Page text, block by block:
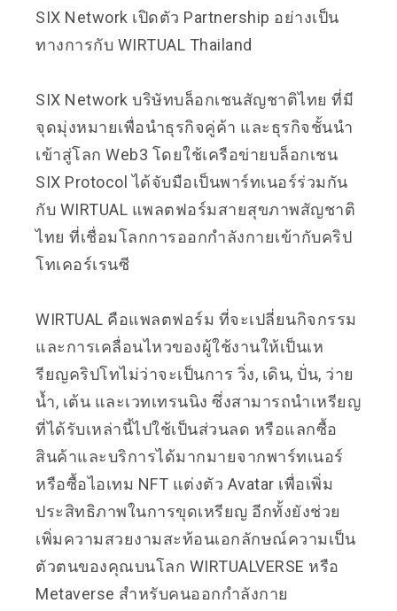
SIX Network เปิดตัว Partnership อย่างเป็น
ทางการกับ WIRTUAL Thailand
SIX Network บริษัทบล็อกเชนสัญชาติไทย ที่มี
จุดมุ่งหมายเพื่อนำธุรกิจคู่ค้า และธุรกิจชั้นนำ
เข้าสู่โลก Web3 โดยใช้เครือข่ายบล็อกเชน
SIX Protocol ได้จับมือเป็นพาร์ทเนอร์ร่วมกัน
กับ WIRTUAL แพลตฟอร์มสายสุขภาพสัญชาติ
ไทย ที่เชื่อมโลกการออกกำลังกายเข้ากับคริป
โทเคอร์เรนซี
WIRTUAL คือแพลตฟอร์ม ที่จะเปลี่ยนกิจกรรม
และการเคลื่อนไหวของผู้ใช้งานให้เป็นเห
รียญคริปโทไม่ว่าจะเป็นการ วิ่ง, เดิน, ปั่น, ว่าย
น้ำ, เต้น และเวทเทรนนิง ซึ่งสามารถนำเหรียญ
ที่ได้รับเหล่านี้ไปใช้เป็นส่วนลด หรือแลกซื้อ
สินค้าและบริการได้มากมายจากพาร์ทเนอร์
หรือซื้อไอเทม NFT แต่งตัว Avatar เพื่อเพิ่ม
ประสิทธิภาพในการขุดเหรียญ อีกทั้งยังช่วย
เพิ่มความสวยงามสะท้อนเอกลักษณ์ความเป็น
ตัวตนของคุณบนโลก WIRTUALVERSE หรือ
Metaverse สำหรับคนออกกำลังกาย